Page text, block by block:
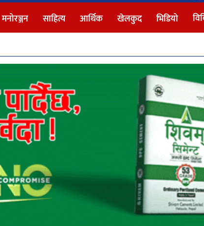
मनोरञ्जन साहित्य आर्थिक खेलकुद भिडियो